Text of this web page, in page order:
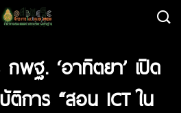
พฐ. ‘อาทิตยา’ เปิด
ติการ “สอน ICT ใน